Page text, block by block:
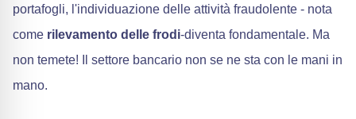
portafogli, l'individuazione delle attività fraudolente - nota
come rilevamento delle frodi-diventa fondamentale. Ma
non temete! Il settore bancario non se ne sta con le mani in
mano.